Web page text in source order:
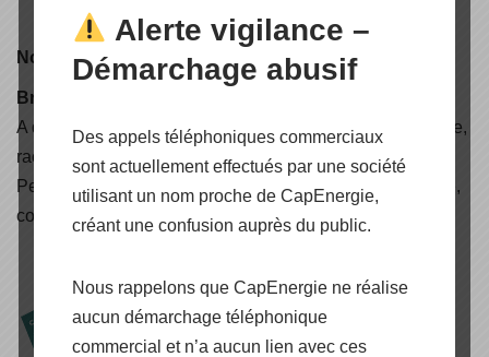
Nouveauté
Brochure CAPENERGIE 2025
A découvrir, nos nouvelles solutions d'électrification rurale,
raccordées réseaux, autoconsommation avec stockage,
Peak Shaving & Back-Up, Air Solaire, lampadaire solaire,
container énergétique, carport et pergola solaire (..)
Alerte vigilance –
Démarchage abusif
Des appels téléphoniques commerciaux
sont actuellement effectués par une société
utilisant un nom proche de CapEnergie,
créant une confusion auprès du public.
Nous rappelons que CapEnergie ne réalise
aucun démarchage téléphonique
commercial et n’a aucun lien avec ces